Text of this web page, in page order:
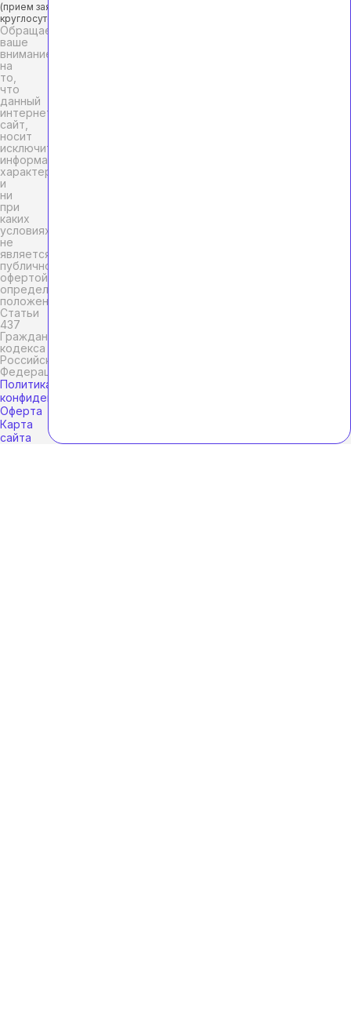
(прием заявок
круглосуточно)
Обращаем
ваше
внимание
на
то,
что
данный
интернет-
сайт,
носит
исключительно
информационный
характер
и
ни
при
каких
условиях
не
является
публичной
офертой,
определяемой
положениями
Статьи
437
Гражданского
кодекса
Российской
Федерации.
Политика
конфиденциальности
Оферта
Карта
сайта